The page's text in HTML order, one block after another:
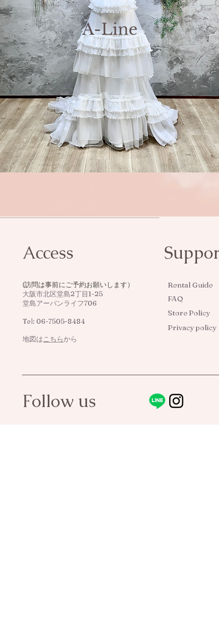
A-Line
Access
(訪問は事前にご予約お願いします）
大阪市北区堂島2丁目1-25
堂島アーバンライフ706
Tel: 06-7505-8484
​地図はこちらから
​Rental Guide
FAQ
Store Policy
Privacy policy
Follow us